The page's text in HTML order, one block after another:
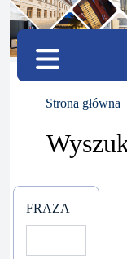
czcionkę
Menu
Strona główna
FRAZA